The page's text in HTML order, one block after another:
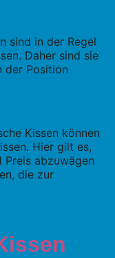
sind in der Regel
Daher sind sie
der Position
Kissen können
Hier gilt es,
Preis abzuwägen
die zur